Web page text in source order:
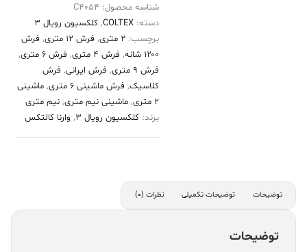
۱۲۰۰
طرح
ویانا
مشکی
عدد
شناسه محصول: C4054
دسته: COLTEX
, کلکسیون رویال 3
برچسب: 2 متری , فرش 12 متری , فرش
۱۲۰۰ شانه
, فرش 4 متری , فرش 6 متری
,
فرش 9 متری
, فرش ایرانی, فرش
کلاسیک, فرش ماشینی 6 متری , ماشینی
2 متری
, ماشینی نیم متری, نیم متری
برند: کلکسیون رویال 3 , وارنا کالتکس
توضیحات توضیحات تکمیلی نظرات (0)
توضیحات